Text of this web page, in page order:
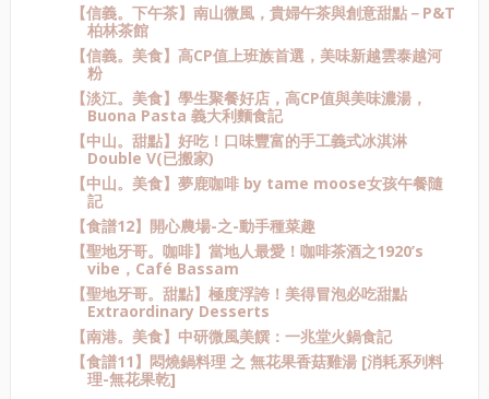
【信義。下午茶】南山微風，貴婦午茶與創意甜點－P&T
柏林茶館
【信義。美食】高CP值上班族首選，美味新越雲泰越河
粉
【淡江。美食】學生聚餐好店，高CP值與美味濃湯，
Buona Pasta 義大利麵食記
【中山。甜點】好吃！口味豐富的手工義式冰淇淋
Double V(已搬家)
【中山。美食】夢鹿咖啡 by tame moose女孩午餐隨
記
【食譜12】開心農場-之-動手種菜趣
【聖地牙哥。咖啡】當地人最愛！咖啡茶酒之1920’s
vibe，Café Bassam
【聖地牙哥。甜點】極度浮誇！美得冒泡必吃甜點
Extraordinary Desserts
【南港。美食】中研微風美饌：一兆堂火鍋食記
【食譜11】悶燒鍋料理 之 無花果香菇雞湯 [消耗系列料
理-無花果乾]